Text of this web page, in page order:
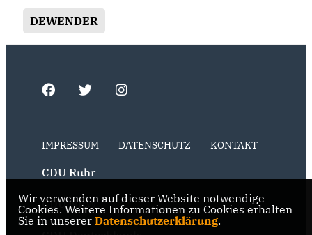
DEWENDER
IMPRESSUM DATENSCHUTZ KONTAKT
CDU Ruhr
CDU NRW
Wir verwenden auf dieser Website notwendige
Cookies. Weitere Informationen zu Cookies erhalten
Sie in unserer Datenschutzerklärung.